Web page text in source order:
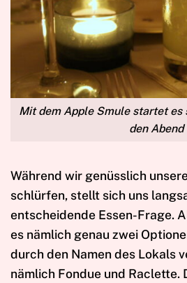
Mit dem Apple Smule startet es
den Abend
Während wir genüsslich
schlürfen, stellt sich uns
entscheidende Essen-Frage.
es nämlich genau zwei
durch den Namen des Lokals
nämlich Fondue und Raclette.